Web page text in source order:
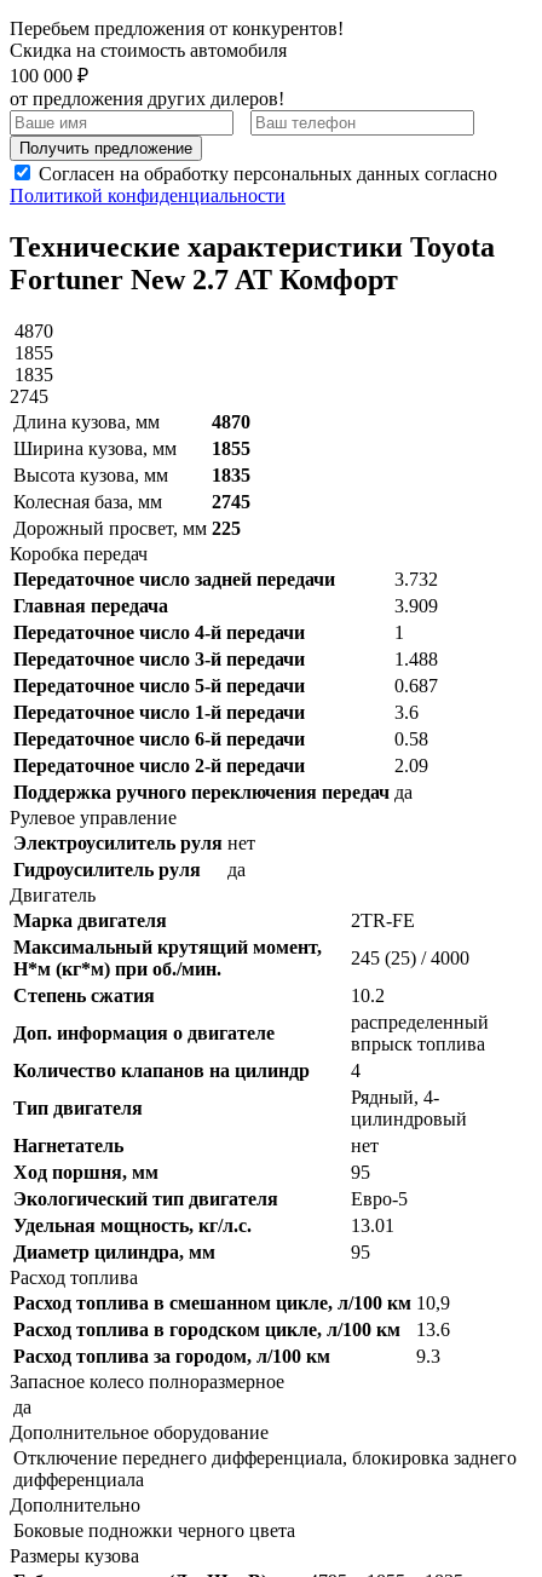
Перебьем предложения от конкурентов!
Скидка на стоимость автомобиля
100 000 ₽
от предложения других дилеров!
Получить предложение
Согласен на обработку персональных данных согласно
Политикой конфиденциальности
Технические характеристики Toyota
Fortuner New 2.7 AT Комфорт
4870
1855
1835
2745
Длина кузова, мм
4870
Ширина кузова, мм
1855
Высота кузова, мм
1835
Колесная база, мм
2745
Дорожный просвет, мм 225
Коробка передач
Передаточное число задней передачи
3.732
Главная передача
3.909
Передаточное число 4-й передачи
1
Передаточное число 3-й передачи
1.488
Передаточное число 5-й передачи
0.687
Передаточное число 1-й передачи
3.6
Передаточное число 6-й передачи
0.58
Передаточное число 2-й передачи
2.09
Поддержка ручного переключения передач да
Рулевое управление
Электроусилитель руля нет
Гидроусилитель руля
да
Двигатель
Марка двигателя
2TR-FE
Максимальный крутящий момент,
Н*м (кг*м) при об./мин.
245 (25) / 4000
Степень сжатия
10.2
Доп. информация о двигателе
распределенный
впрыск топлива
Количество клапанов на цилиндр
4
Тип двигателя
Рядный, 4-
цилиндровый
Нагнетатель
нет
Ход поршня, мм
95
Экологический тип двигателя
Евро-5
Удельная мощность, кг/л.с.
13.01
Диаметр цилиндра, мм
95
Расход топлива
Расход топлива в смешанном цикле, л/100 км 10,9
Расход топлива в городском цикле, л/100 км
13.6
Расход топлива за городом, л/100 км
9.3
Запасное колесо полноразмерное
да
Дополнительное оборудование
Отключение переднего дифференциала, блокировка заднего
дифференциала
Дополнительно
Боковые подножки черного цвета
Размеры кузова